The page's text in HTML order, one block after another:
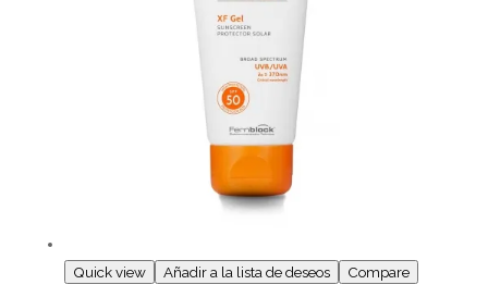
Quick view Añadir a la lista de deseos Compare